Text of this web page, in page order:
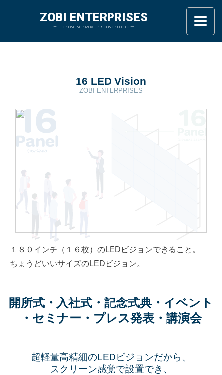
ZOBI ENTERPRISES
ー LED・ONLINE・MOVIE・SOUND・PHOTO ー
16 LED Vision
ZOBI ENTERPRISES
１８０インチ（１６枚）のLEDビジョンできること。
ちょうどいいサイズのLEDビジョン。
開所式・入社式・記念式典・イベント
・セミナー・プレス発表・講演会
超軽量高精細のLEDビジョンだから、
スクリーン感覚で設置でき、